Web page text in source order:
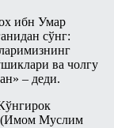
ибн Умар
сўнг:
ва чолгу
– деди.
(Имом Муслим